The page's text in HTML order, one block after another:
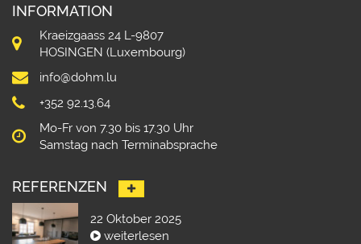
INFORMATION
Kraeizgaass 24 L-9807
HOSINGEN (Luxembourg)
info@dohm.lu
+352 92.13.64
Mo-Fr von 7.30 bis 17.30 Uhr
Samstag nach Terminabsprache
REFERENZEN
22 Oktober 2025
weiterlesen